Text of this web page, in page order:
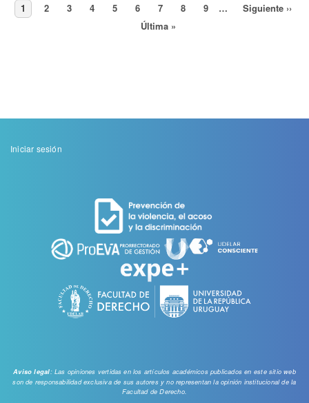
Paginación
Page
1 Page
2 Page
3 Page
4 Page
5 Page
6 Page
7 Page
8 Page
9 …
Siguiente
Siguiente ››
Última
Última »
Menu
Iniciar sesión
Aviso legal: Las opiniones vertidas en los artículos académicos publicados en este sitio web
son de responsabilidad exclusiva de sus autores y no representan la opinión institucional de la
Facultad de Derecho.